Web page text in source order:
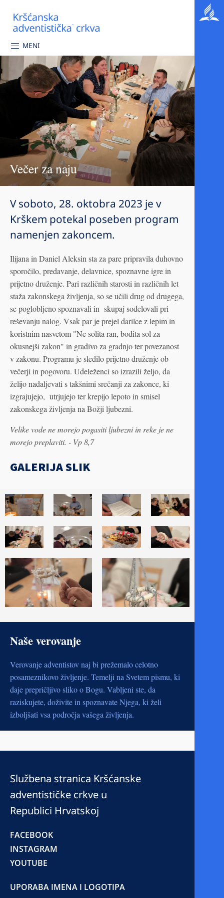
MENI
Večer za naju
V soboto, 28. oktobra 2023 je v
Krškem potekal poseben program
namenjen zakoncem.
Ilijana in Daniel Aleksin sta za pare pripravila duhovno
sporočilo, predavanje, delavnice, spoznavne igre in
prijetno druženje. Pari različnih starosti in različnih let
staža zakonskega življenja, so se učili drug od drugega,
se poglobljeno spoznavali in skupaj sodelovali pri
reševanju nalog. Vsak par je prejel darilce z lepim in
koristnim nasvetom "Ne solita ran, bodita sol za
okusnejši zakon" in gradivo za gradnjo ter povezanost
v zakonu. Programu je sledilo prijetno druženje ob
večerji in pogovoru. Udeleženci so izrazili željo, da
želijo nadaljevati s takšnimi srečanji za zakonce, ki
izgrajujejo, utrjujejo ter krepijo lepoto in smisel
zakonskega življenja na Božji ljubezni.
Velike vode ne morejo pogasiti ljubezni in reke je ne
morejo preplaviti. - Vp 8,7
GALERIJA SLIK
Naše verovanje
Verovanje adventistov naj bi prežemalo celotno
posameznikovo življenje. Temelji na Svetem pismu, ki
daje prepričljivo sliko o Bogu. Vabljeni ste, da
raziskujete, doživite in spoznavate Njega, ki želi
izboljšati vsa področja vašega življenja.
Službena stranica Kršćanske
adventističke crkve u
Republici Hrvatskoj
FACEBOOK
INSTAGRAM
YOUTUBE
UPORABA IMENA I LOGOTIPA